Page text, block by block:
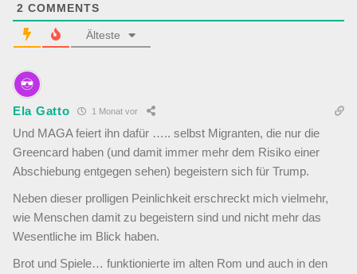
2 COMMENTS
Älteste
Ela Gatto 1 Monat vor
Und MAGA feiert ihn dafür ….. selbst Migranten, die nur die
Greencard haben (und damit immer mehr dem Risiko einer
Abschiebung entgegen sehen) begeistern sich für Trump.
Neben dieser prolligen Peinlichkeit erschreckt mich vielmehr,
wie Menschen damit zu begeistern sind und nicht mehr das
Wesentliche im Blick haben.
Brot und Spiele… funktionierte im alten Rom und auch in den